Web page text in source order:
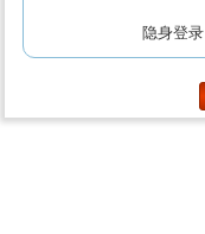
隐身登录